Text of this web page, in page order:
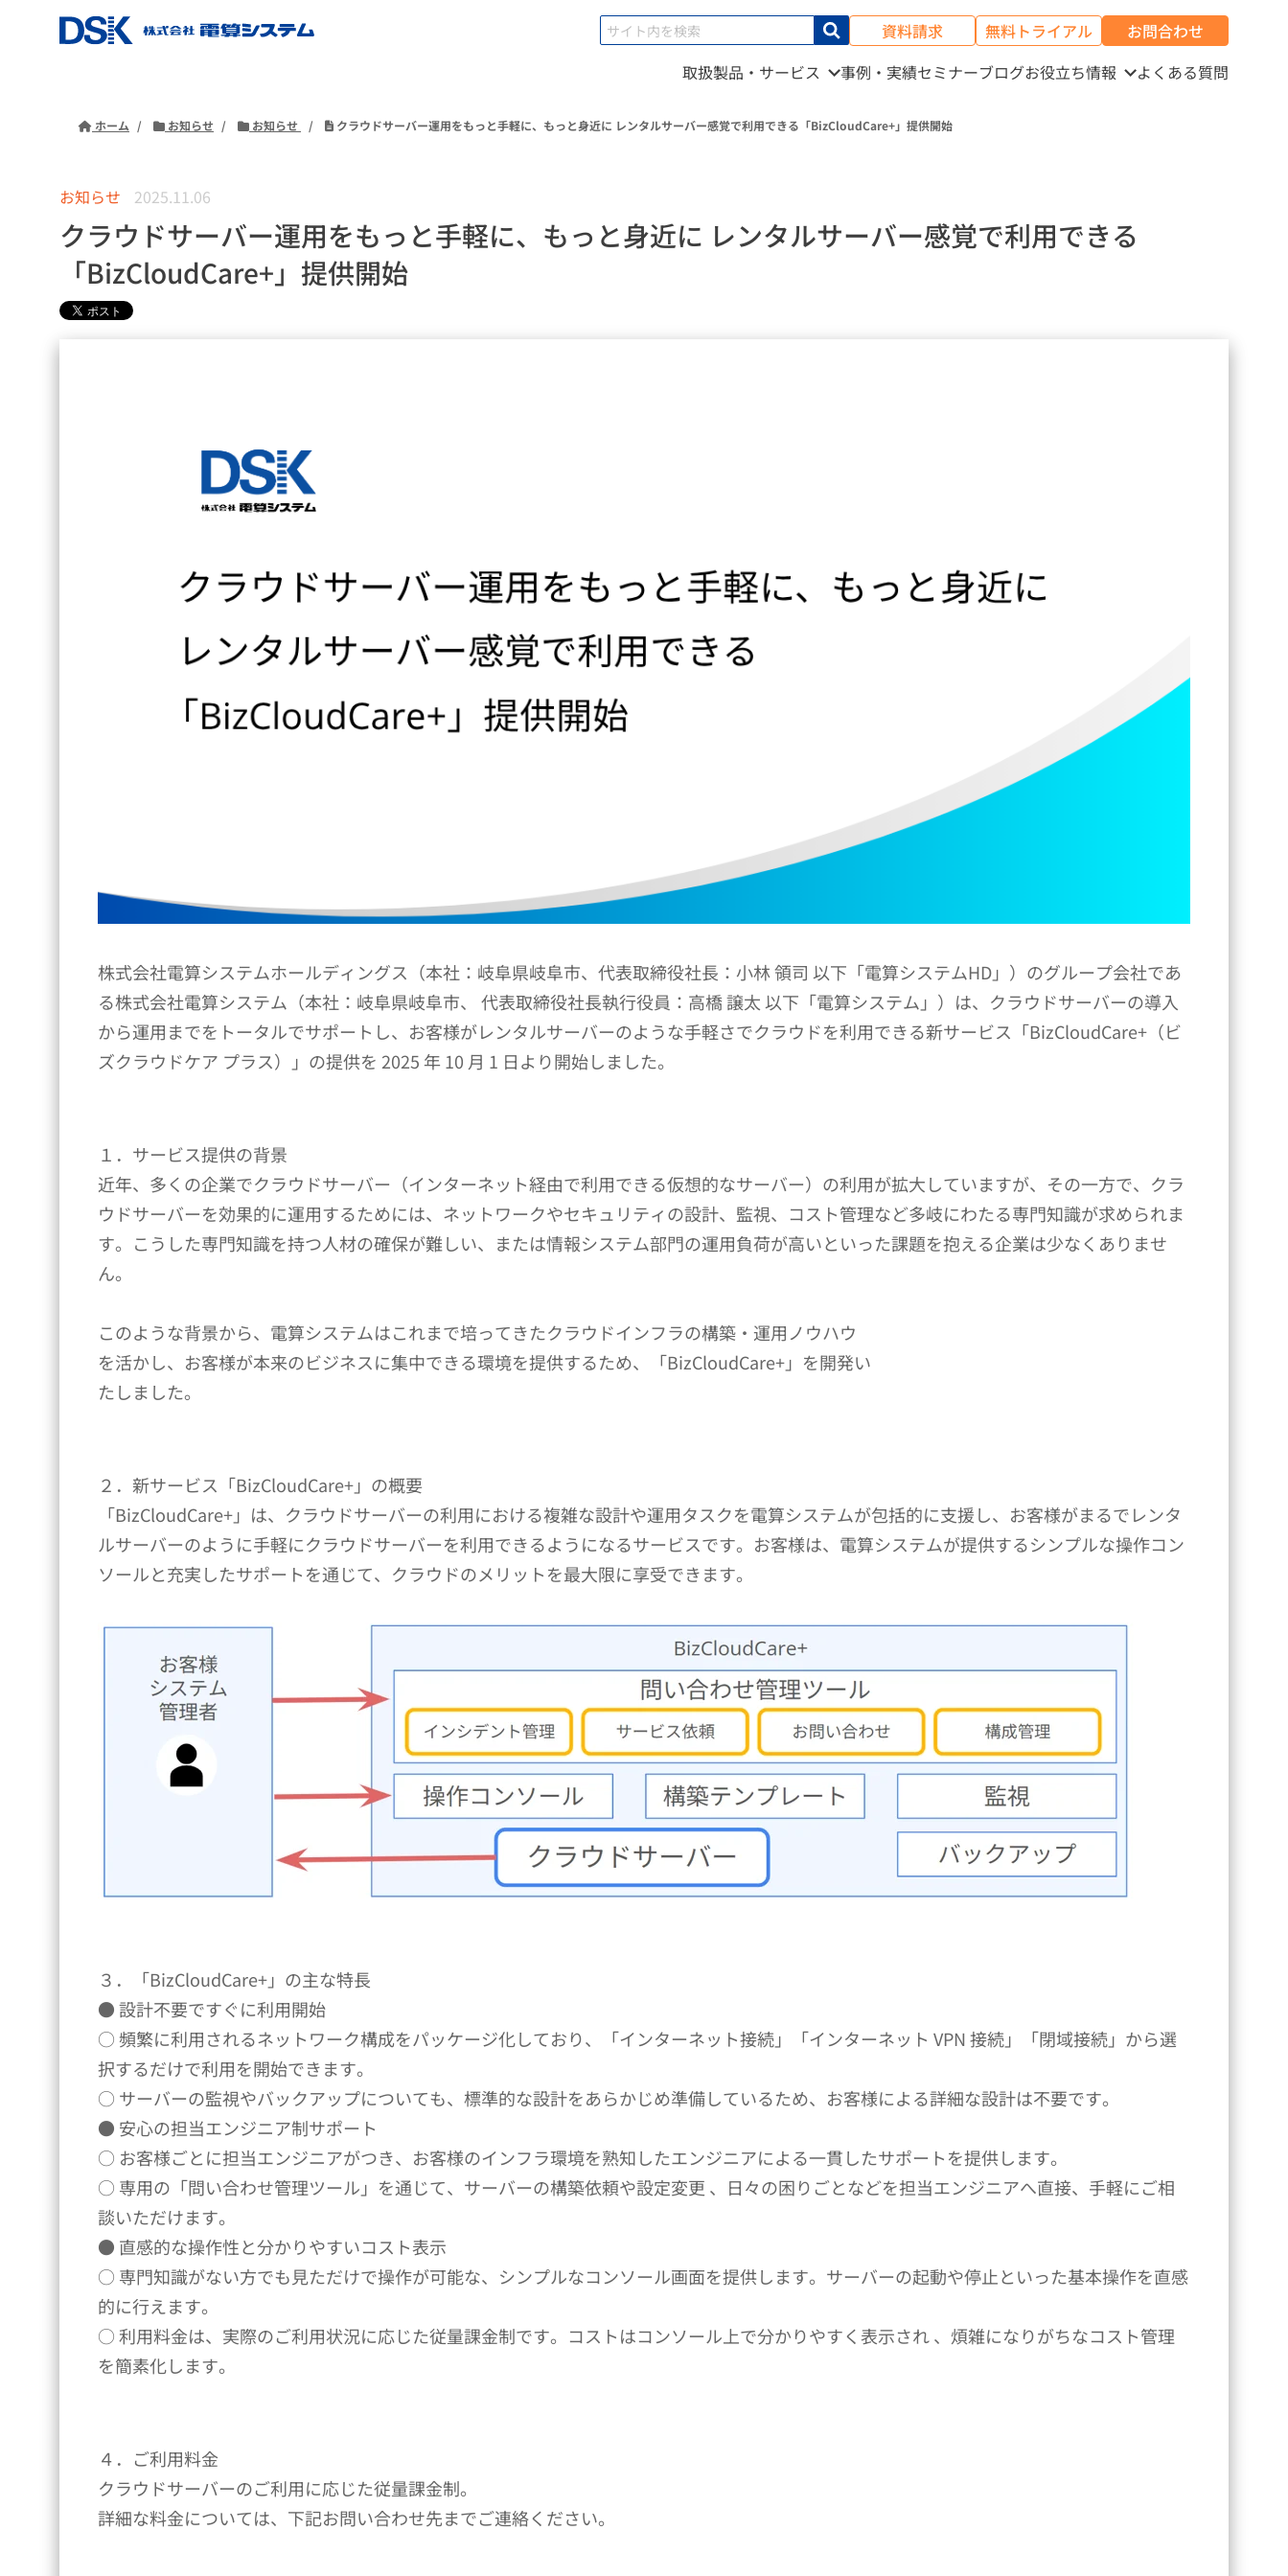
資料請求 無料トライアル
お問合わせ
取扱製品・サービス
事例・実績セミナーブログお役立ち情報 よくある質問
ホーム お知らせ お知らせ クラウドサーバー運用をもっと手軽に、もっと身近に レンタルサーバー感覚で利用できる「BizCloudCare+」提供開始
お知らせ 2025.11.06
クラウドサーバー運用をもっと手軽に、もっと身近に レンタルサーバー感覚で利用できる
「BizCloudCare+」提供開始
株式会社電算システムホールディングス（本社：岐阜県岐阜市、代表取締役社長：小林 領司 以下「電算システムHD」）のグループ会社であ
る株式会社電算システム（本社：岐阜県岐阜市、 代表取締役社長執行役員：高橋 譲太 以下「電算システム」）は、クラウドサーバーの導入
から運用までをトータルでサポートし、お客様がレンタルサーバーのような手軽さでクラウドを利用できる新サービス「BizCloudCare+（ビ
ズクラウドケア プラス）」の提供を 2025 年 10 月 1 日より開始しました。
１．サービス提供の背景
近年、多くの企業でクラウドサーバー（インターネット経由で利用できる仮想的なサーバー）の利用が拡大していますが、その一方で、クラ
ウドサーバーを効果的に運用するためには、ネットワークやセキュリティの設計、監視、コスト管理など多岐にわたる専門知識が求められま
す。こうした専門知識を持つ人材の確保が難しい、または情報システム部門の運用負荷が高いといった課題を抱える企業は少なくありませ
ん。
このような背景から、電算システムはこれまで培ってきたクラウドインフラの構築・運用ノウハウ
を活かし、お客様が本来のビジネスに集中できる環境を提供するため、「BizCloudCare+」を開発い
たしました。
２．新サービス「BizCloudCare+」の概要
「BizCloudCare+」は、クラウドサーバーの利用における複雑な設計や運用タスクを電算システムが包括的に支援し、お客様がまるでレンタ
ルサーバーのように手軽にクラウドサーバーを利用できるようになるサービスです。お客様は、電算システムが提供するシンプルな操作コン
ソールと充実したサポートを通じて、クラウドのメリットを最大限に享受できます。
３．「BizCloudCare+」の主な特長
● 設計不要ですぐに利用開始
○ 頻繁に利用されるネットワーク構成をパッケージ化しており、「インターネット接続」「インターネット VPN 接続」「閉域接続」から選
択するだけで利用を開始できます。
○ サーバーの監視やバックアップについても、標準的な設計をあらかじめ準備しているため、お客様による詳細な設計は不要です。
● 安心の担当エンジニア制サポート
○ お客様ごとに担当エンジニアがつき、お客様のインフラ環境を熟知したエンジニアによる一貫したサポートを提供します。
○ 専用の「問い合わせ管理ツール」を通じて、サーバーの構築依頼や設定変更 、日々の困りごとなどを担当エンジニアへ直接、手軽にご相
談いただけます。
● 直感的な操作性と分かりやすいコスト表示
○ 専門知識がない方でも見ただけで操作が可能な、シンプルなコンソール画面を提供します。サーバーの起動や停止といった基本操作を直感
的に行えます。
○ 利用料金は、実際のご利用状況に応じた従量課金制です。コストはコンソール上で分かりやすく表示され 、煩雑になりがちなコスト管理
を簡素化します。
４．ご利用料金
クラウドサーバーのご利用に応じた従量課金制。
詳細な料金については、下記お問い合わせ先までご連絡ください。